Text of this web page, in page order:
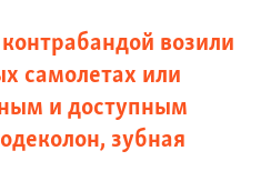
возили
самолетах или
и доступным
зубная